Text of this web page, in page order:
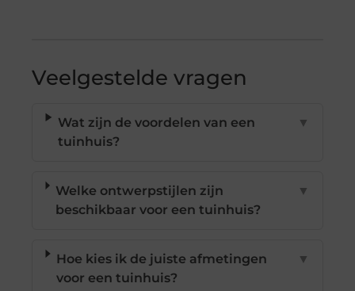
Veelgestelde vragen
Wat zijn de voordelen van een
tuinhuis?
▼
Welke ontwerpstijlen zijn
beschikbaar voor een tuinhuis?
▼
Hoe kies ik de juiste afmetingen
voor een tuinhuis?
▼